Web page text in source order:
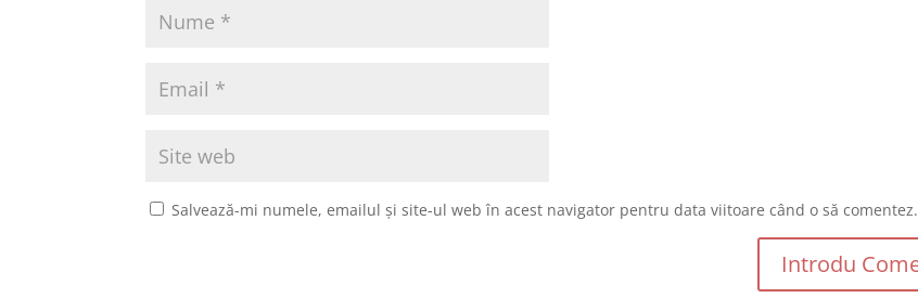
Salvează-mi numele, emailul și site-ul web în acest navigator pentru data viitoare când o să comentez.